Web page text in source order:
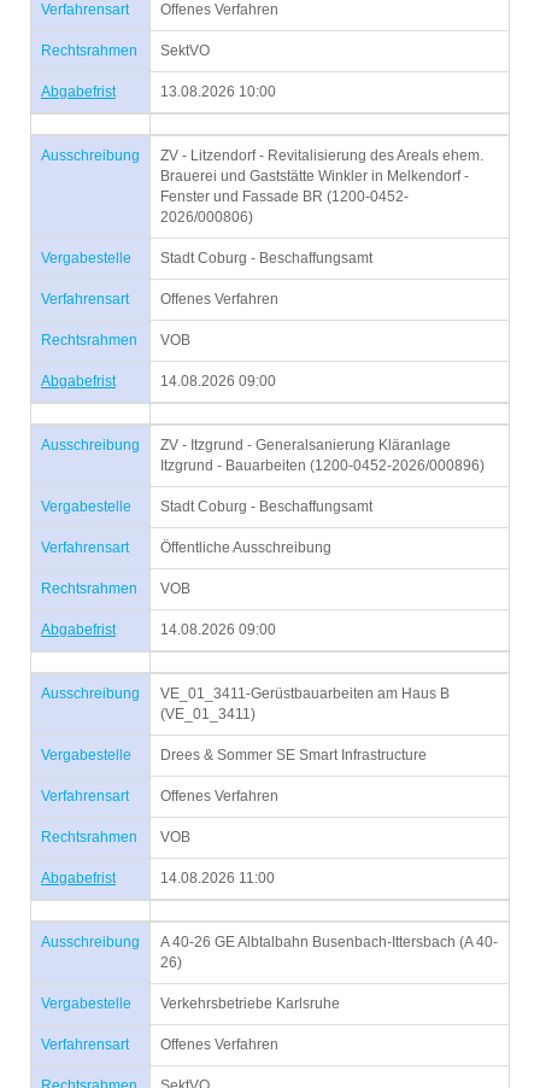
Verfahrensart Offenes Verfahren
Rechtsrahmen SektVO
Abgabefrist 13.08.2026 10:00
Ausschreibung
ZV - Litzendorf - Revitalisierung des Areals ehem.
Brauerei und Gaststätte Winkler in Melkendorf -
Fenster und Fassade BR (1200-0452-
2026/000806)
Vergabestelle Stadt Coburg - Beschaffungsamt
Verfahrensart Offenes Verfahren
Rechtsrahmen VOB
Abgabefrist 14.08.2026 09:00
Ausschreibung
ZV - Itzgrund - Generalsanierung Kläranlage
Itzgrund - Bauarbeiten (1200-0452-2026/000896)
Vergabestelle Stadt Coburg - Beschaffungsamt
Verfahrensart Öffentliche Ausschreibung
Rechtsrahmen VOB
Abgabefrist 14.08.2026 09:00
Ausschreibung
VE_01_3411-Gerüstbauarbeiten am Haus B
(VE_01_3411)
Vergabestelle Drees & Sommer SE Smart Infrastructure
Verfahrensart Offenes Verfahren
Rechtsrahmen VOB
Abgabefrist 14.08.2026 11:00
Ausschreibung
A 40-26 GE Albtalbahn Busenbach-Ittersbach (A 40-
26)
Vergabestelle Verkehrsbetriebe Karlsruhe
Verfahrensart Offenes Verfahren